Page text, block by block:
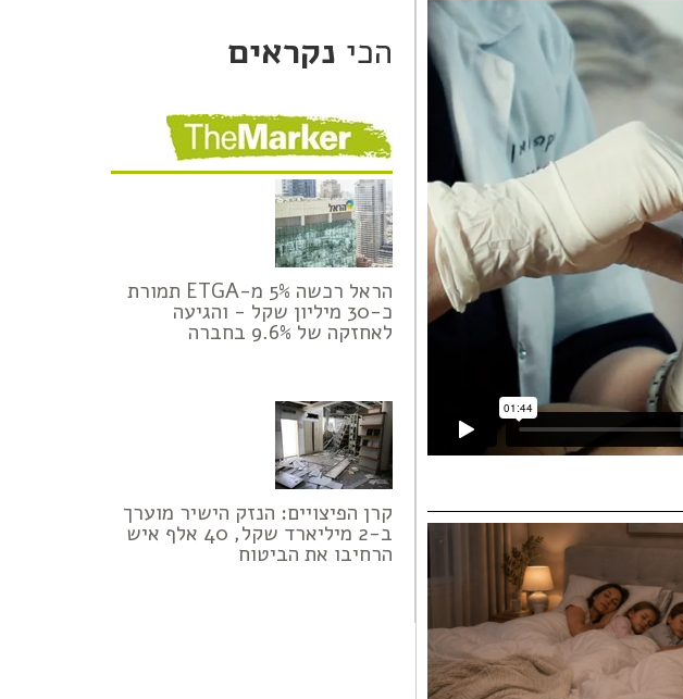
הכי נקראים
הראל רכשה 5% מ-ETGA תמורת
כ-30 מיליון שקל - והגיעה
לאחזקה של 9.6% בחברה
קרן הפיצויים: הנזק הישיר מוערך
ב-2 מיליארד שקל, 40 אלף איש
הרחיבו את הביטוח